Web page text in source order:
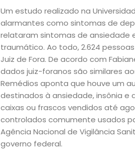
Decoração
Exclusiva
Homem
Mães
&
Filhos
Um estudo realizado na
alarmantes como sintomas de
relataram sintomas de ansiedade
traumático. Ao todo, 2.624
Juiz de Fora. De acordo com
dados juiz-foranos são similares
Remédios aponta que houve um
destinados à ansiedade, insônia e
caixas ou frascos vendidos até
controlados comumente usados
Agência Nacional de Vigilância
governo federal.